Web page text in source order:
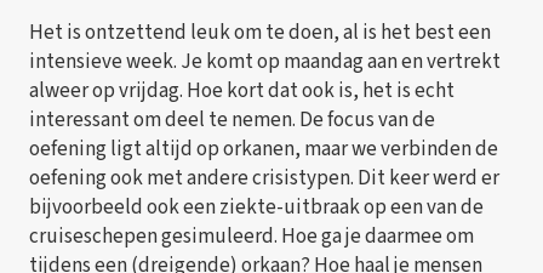
Het is ontzettend leuk om te doen, al is het best een
intensieve week. Je komt op maandag aan en vertrekt
alweer op vrijdag. Hoe kort dat ook is, het is echt
interessant om deel te nemen. De focus van de
oefening ligt altijd op orkanen, maar we verbinden de
oefening ook met andere crisistypen. Dit keer werd er
bijvoorbeeld ook een ziekte-uitbraak op een van de
cruiseschepen gesimuleerd. Hoe ga je daarmee om
tijdens een (dreigende) orkaan? Hoe haal je mensen